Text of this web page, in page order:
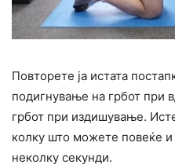
Повторете ја истата
подигнување на грбот при
грбот при издишување.
колку што можете повеќе
неколку секунди.